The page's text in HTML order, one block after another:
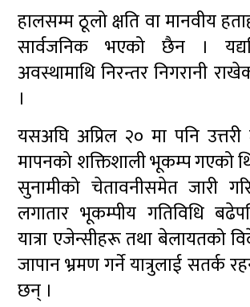
हालसम्म ठूलो क्षति वा मानवीय
सार्वजनिक भएको छैन ।
अवस्थामाथि निरन्तर निगरानी
।
यसअघि अप्रिल २० मा पनि
मापनको शक्तिशाली भूकम्प गएको
सुनामीको चेतावनीसमेत जारी
लगातार भूकम्पीय गतिविधि बढेपछि
यात्रा एजेन्सीहरू तथा बेलायतको
जापान भ्रमण गर्ने यात्रुलाई सतर्क
छन् ।